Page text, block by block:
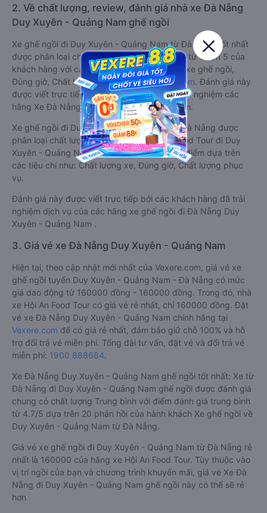
2. Về chất lượng, review, đánh giá nhà xe Đà Nẵng
Duy Xuyên - Quảng Nam ghế ngồi
Xe ghế ngồi đi Duy Xuyên - Quảng Nam từ Đà Nẵng tốt nhất
được phân loại chất lượng dựa trên đánh giá từ 1 đến 5 của
khách hàng với các tiêu chí như: Chất lượng xe ghế ngồi,
Đúng giờ, Chất lượng phục vụ trênVexere.com. Đánh giá này
được viết trực tiếp bởi các khách hàng đã trải nghiệm các
hãng Xe Đà Nẵng đi Duy Xuyên - Quảng Nam.
Xe ghế ngồi đi Duy Xuyên - Quảng Nam từ Đà Nẵng được
phân loại chất lượng tốt nhất là xe Hội An Food Tour đi Duy
Xuyên - Quảng Nam từ Đà Nẵng đạt 4.7 / 5 điểm dựa trên
các tiêu chí như: Chất lượng xe, Đúng giờ, Chất lượng phục
vụ.
Đánh giá này được viết trực tiếp bởi các khách hàng đã trải
nghiệm dịch vụ của các hãng xe ghế ngồi đi Đà Nẵng Duy
Xuyên - Quảng Nam .
3. Giá vé xe Đà Nẵng Duy Xuyên - Quảng Nam
Hiện tại, theo cập nhật mới nhất của Vexere.com, giá vé xe
ghế ngồi tuyến Duy Xuyên - Quảng Nam - Đà Nẵng có mức
giá dao động từ 160000 đồng - 160000 đồng. Trong đó, nhà
xe Hội An Food Tour có giá vé rẻ nhất, chỉ 160000 đồng. Đặt
vé xe Đà Nẵng Duy Xuyên - Quảng Nam chính hãng tại
Vexere.com để có giá rẻ nhất, đảm bảo giữ chỗ 100% và hỗ
trợ đổi trả vé miễn phí. Tổng đài tư vấn, đặt vé và đổi trả vé
miễn phí: 1900 888684.
Xe Đà Nẵng Duy Xuyên - Quảng Nam ghế ngồi tốt nhất: Xe từ
Đà Nẵng đi Duy Xuyên - Quảng Nam ghế ngồi được đánh giá
chung có chất lượng Trung bình với điểm đánh giá trung bình
từ 4.7/5 dựa trên 20 phản hồi của hành khách Xe ghế ngồi về
Duy Xuyên - Quảng Nam từ Đà Nẵng.
Giá vé xe ghế ngồi đi Duy Xuyên - Quảng Nam từ Đà Nẵng rẻ
nhất là 160000 của hãng xe Hội An Food Tour. Tùy thuộc vào
vị trí ngồi của bạn và chương trình khuyến mãi, giá vé Xe Đà
Nẵng đi Duy Xuyên - Quảng Nam ghế ngồi này có thể sẽ rẻ
hơn